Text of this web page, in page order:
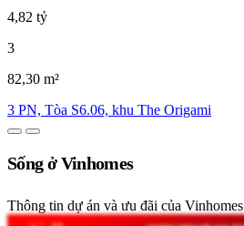
4,82 tỷ
3
82,30 m²
3 PN, Tòa S6.06, khu The Origami
Sống ở Vinhomes
Thông tin dự án và ưu đãi của Vinhomes